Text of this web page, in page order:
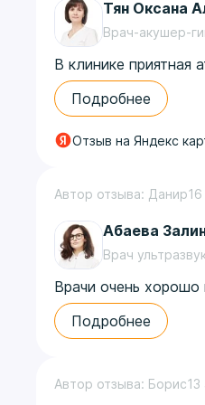
Тян Оксана
Врач-акушер-
В клинике
проверки за один
Подробнее
Отзыв на Яндекс
Автор отзыва: Данир
Абаева
Врач
Врачи очень
Подробнее
Автор отзыва: Борис13